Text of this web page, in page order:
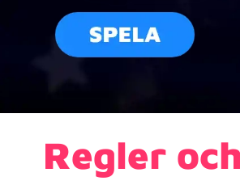
Regler